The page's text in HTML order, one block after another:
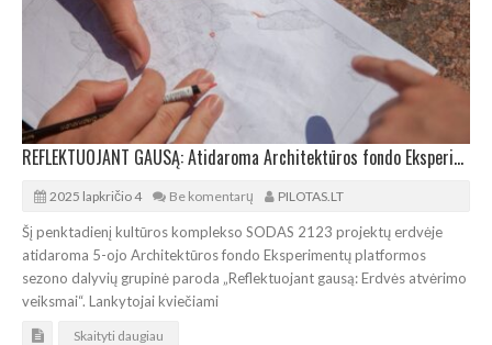
REFLEKTUOJANT GAUSĄ: Atidaroma Architektūros fondo Eksperimentų platformos dalyvių paroda
2025 lapkričio 4 Be komentarų PILOTAS.LT
Šį penktadienį kultūros komplekso SODAS 2123 projektų erdvėje
atidaroma 5-ojo Architektūros fondo Eksperimentų platformos
sezono dalyvių grupinė paroda „Reflektuojant gausą: Erdvės atvėrimo
veiksmai“. Lankytojai kviečiami
Skaityti daugiau